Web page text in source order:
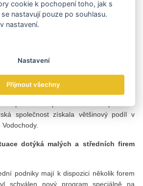
přispěla Maďarská národní investiční
2020 k realizaci 907 projektů, v důsledku
realizovány investice v hodnotě přes 4
postaví svůj nový závod na výrobu
v historii maďarského hospodářství.
ani na maďarské investice v Česku. V
společnost získala většinový podíl v
dotýká malých a středních firem
podniky mají k dispozici několik forem
schválen nový program speciálně na
cookie k pochopení toho, jak s
nastavují pouze po souhlasu.
nastavení.
Nastavení
Přijmout všechny